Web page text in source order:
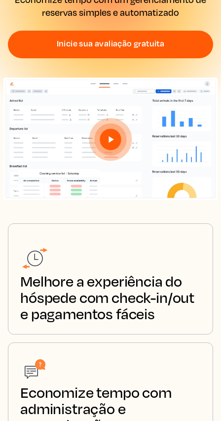
reservas simples e automatizado
Inicie sua avaliação gratuita
Melhore a experiência do
hóspede com check-in/out
e pagamentos fáceis
Economize tempo com
administração e